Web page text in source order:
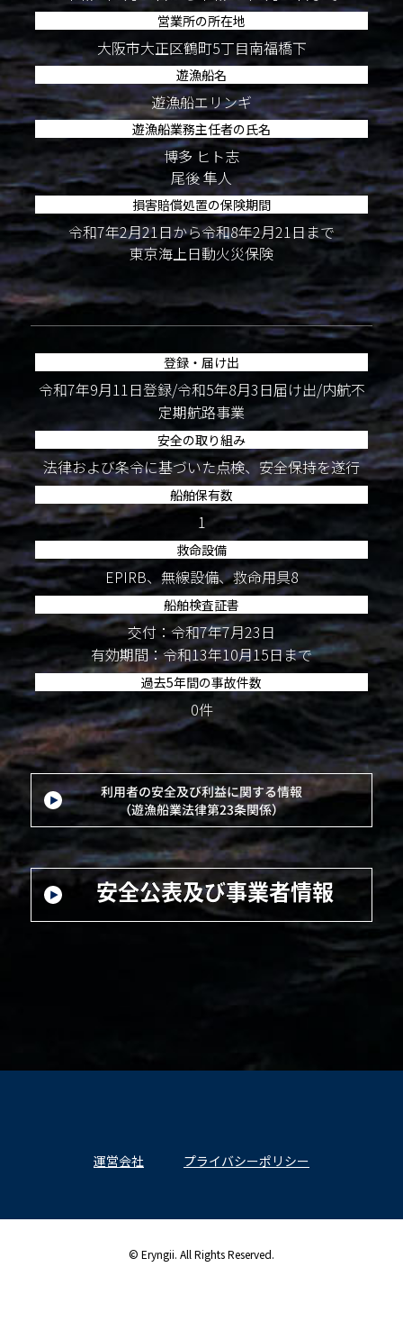
営業所の所在地
大阪市大正区鶴町5丁目南福橋下
遊漁船名
遊漁船エリンギ
遊漁船業務主任者の氏名
博多 ヒト志
尾後 隼人
損害賠償処置の保険期間
令和7年2月21日から令和8年2月21日まで
東京海上日動火災保険
登録・届け出
令和7年9月11日登録/令和5年8月3日届け出/内航不
定期航路事業
安全の取り組み
法律および条令に基づいた点検、安全保持を遂行
船舶保有数
1
救命設備
EPIRB、無線設備、救命用具8
船舶検査証書
交付：令和7年7月23日
有効期間：令和13年10月15日まで
過去5年間の事故件数
0件
運営会社 プライバシーポリシー
© Eryngii. All Rights Reserved.